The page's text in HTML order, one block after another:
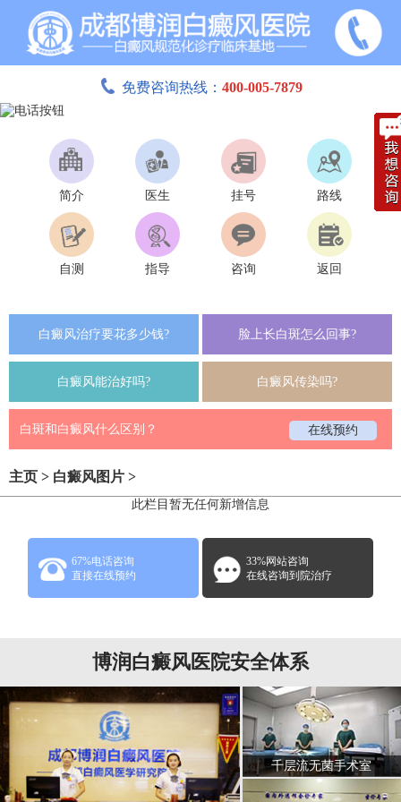
免费咨询热线： 400-005-7879
简介 医生 挂号 路线
自测 指导 咨询 返回
白癜风治疗要花多少钱? 脸上长白斑怎么回事?
白癜风能治好吗? 白癜风传染吗?
白斑和白癜风什么区别？ 在线预约
主页 > 白癜风图片 >
此栏目暂无任何新增信息
67%电话咨询
直接在线预约
33%网站咨询
在线咨询到院治疗
博润白癜风医院安全体系
千层流无菌手术室